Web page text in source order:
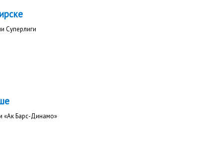
Суперлиги
«Ак Барс-Динамо»